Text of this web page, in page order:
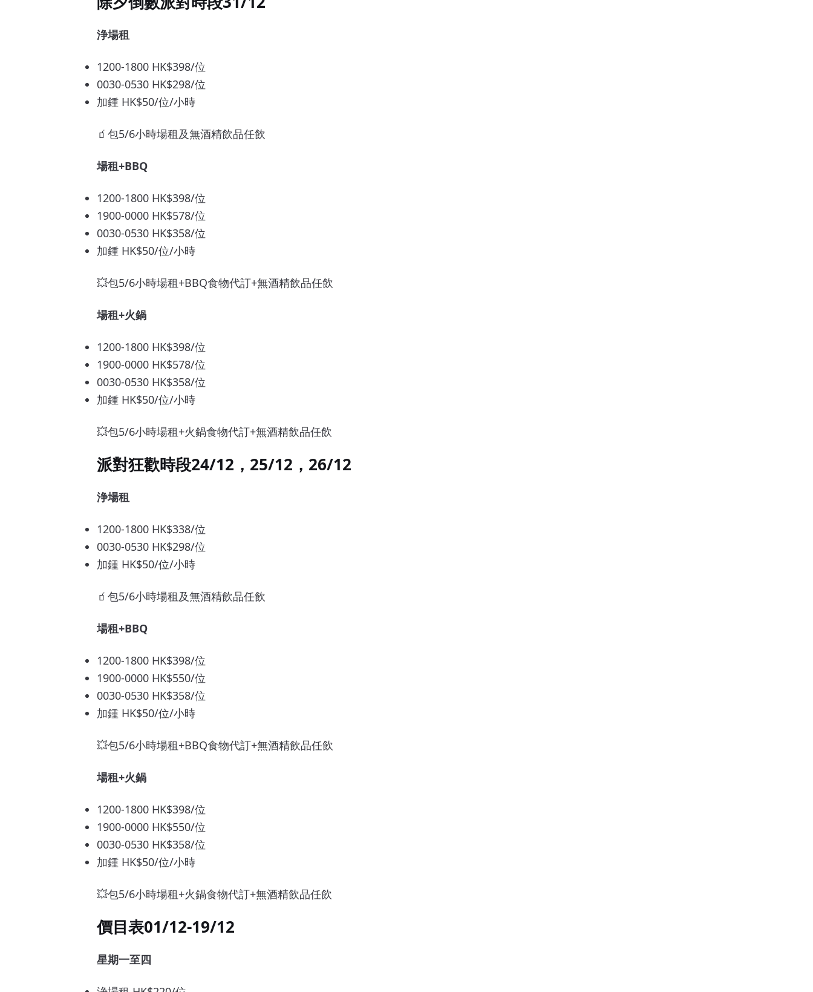
浄場租
1200-1800 HK$398/位
0030-0530 HK$298/位
加鍾 HK$50/位/小時
🧃包5/6小時場租及無酒精飲品任飲
場租+BBQ
1200-1800 HK$398/位
1900-0000 HK$578/位
0030-0530 HK$358/位
加鍾 HK$50/位/小時
💥包5/6小時場租+BBQ食物代訂+無酒精飲品任飲
場租+火鍋
1200-1800 HK$398/位
1900-0000 HK$578/位
0030-0530 HK$358/位
加鍾 HK$50/位/小時
💥包5/6小時場租+火鍋食物代訂+無酒精飲品任飲
派對狂歡時段24/12，25/12，26/12
浄場租
1200-1800 HK$338/位
0030-0530 HK$298/位
加鍾 HK$50/位/小時
🧃包5/6小時場租及無酒精飲品任飲
場租+BBQ
1200-1800 HK$398/位
1900-0000 HK$550/位
0030-0530 HK$358/位
加鍾 HK$50/位/小時
💥包5/6小時場租+BBQ食物代訂+無酒精飲品任飲
場租+火鍋
1200-1800 HK$398/位
1900-0000 HK$550/位
0030-0530 HK$358/位
加鍾 HK$50/位/小時
💥包5/6小時場租+火鍋食物代訂+無酒精飲品任飲
價目表01/12-19/12
星期一至四